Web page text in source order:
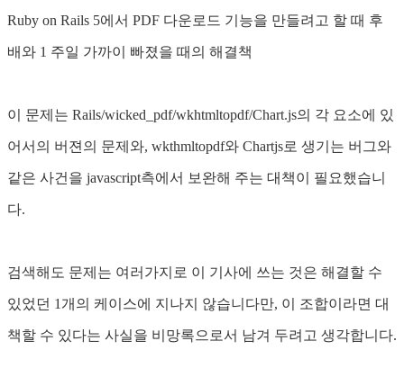
Ruby on Rails 5에서 PDF 다운로드 기능을 만들려고 할 때 후
배와 1 주일 가까이 빠졌을 때의 해결책
이 문제는 Rails/wicked_pdf/wkhtmltopdf/Chart.js의 각 요소에 있
어서의 버젼의 문제와, wkthmltopdf와 Chartjs로 생기는 버그와
같은 사건을 javascript측에서 보완해 주는 대책이 필요했습니
다.
검색해도 문제는 여러가지로 이 기사에 쓰는 것은 해결할 수
있었던 1개의 케이스에 지나지 않습니다만, 이 조합이라면 대
책할 수 있다는 사실을 비망록으로서 남겨 두려고 생각합니다.